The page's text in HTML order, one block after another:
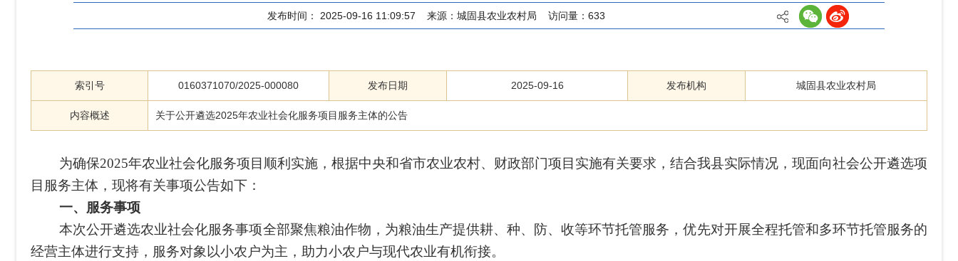
发布时间： 2025-09-16 11:09:57 来源： 城固县农业农村局 访问量： 633
索引号 0160371070/2025-000080 发布日期 2025-09-16 发布机构 城固县农业农村局
内容概述 关于公开遴选2025年农业社会化服务项目服务主体的公告
为确保2025年农业社会化服务项目顺利实施，根据中央和省市农业农村、财政部门项目实施有关要求，结合我县实际情况，现面向社会公开遴选项
目服务主体，现将有关事项公告如下：
一、服务事项
本次公开遴选农业社会化服务事项全部聚焦粮油作物，为粮油生产提供耕、种、防、收等环节托管服务，优先对开展全程托管和多环节托管服务的
经营主体进行支持，服务对象以小农户为主，助力小农户与现代农业有机衔接。